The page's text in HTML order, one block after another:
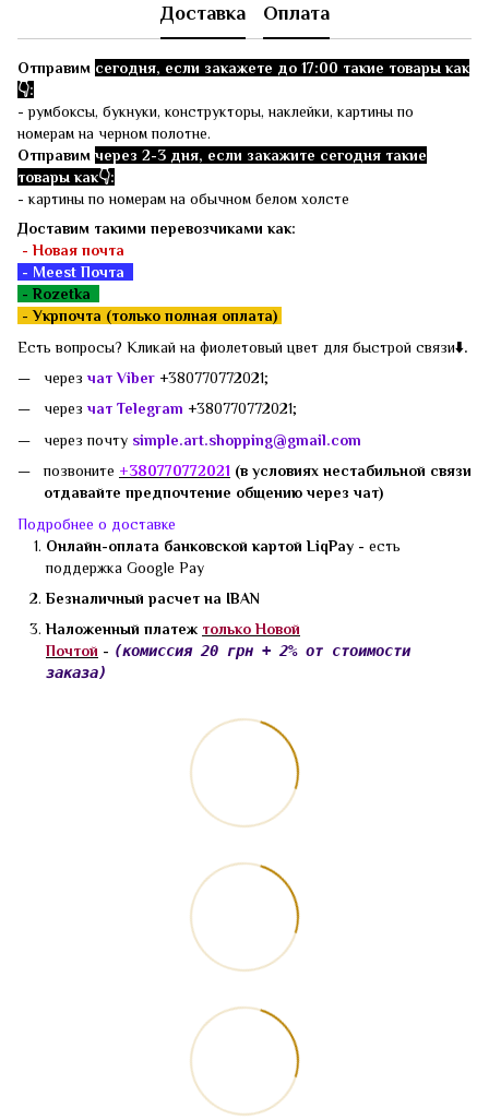
Доставка Оплата
Отправим сегодня, если закажете до 17:00 такие товары как
👇:
- румбоксы, букнуки, конструкторы, наклейки, картины по
номерам на черном полотне.
Отправим через 2-3 дня, если закажите сегодня такие
товары как👇:
- картины по номерам на обычном белом холсте
Доставим такими перевозчиками как:
- Новая почта
- Meest Почта
- Rozetka
-Укрпочта (только полная оплата)
Есть вопросы? Кликай на фиолетовый цвет для быстрой связи⬇️.
через чат Viber +380770772021;
через чат Telegram +380770772021;
через почту simple.art.shopping@gmail.com
позвоните +380770772021 (в условиях нестабильной связи
отдавайте предпочтение общению через чат)
Подробнее о доставке
Онлайн-оплата банковской картой LiqPay - есть
поддержка Google Pay
Безналичный расчет на IBAN
Наложенный платеж только Новой
Почтой - (комиссия 20 грн + 2% от стоимости
заказа)